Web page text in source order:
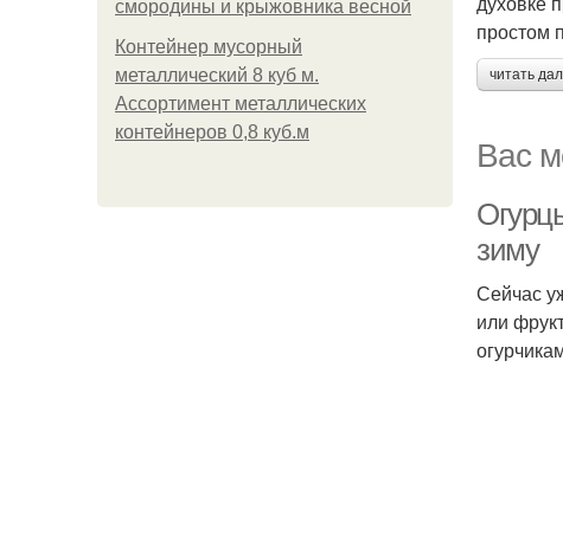
смородины и крыжовника весной
Контейнер мусорный
металлический 8 куб м.
Ассортимент металлических
контейнеров 0,8 куб.м
простом
читать
Вас
зиму
Сейчас
или